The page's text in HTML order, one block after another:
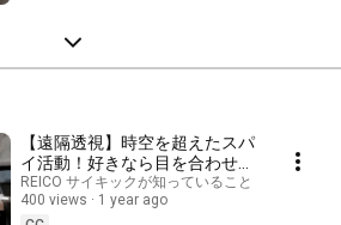
【遠隔透視】時空を超えたスパ
イ活動！好きなら目を合わせ、
逆なら外せ！リモートビューイ
ングで知った視線の力と効果｜
REICO サイキックが知っていること
400 views
1 year ago